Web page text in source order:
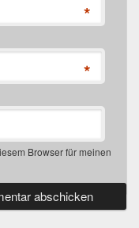
*
*
Browser für meinen